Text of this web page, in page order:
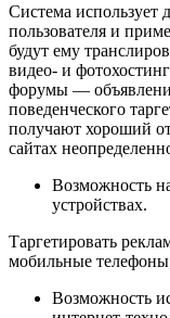
Система использует
пользователя и
будут ему
видео- и
форумы —
поведенческого
получают хороший
сайтах
Возможность
устройствах.
Таргетировать
мобильные
Возможность